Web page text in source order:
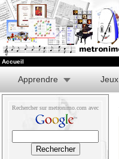
Accueil
Apprendre Jeux
Rechercher sur metronimo.com avec